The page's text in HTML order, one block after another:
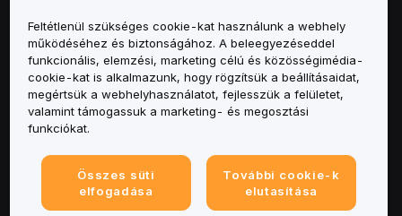
Szolgáltatások
Támogatás
Termékek
Feltétlenül szükséges cookie-kat használunk a webhely
működéséhez és biztonságához. A beleegyezéseddel
funkcionális, elemzési, marketing célú és közösségimédia-
cookie-kat is alkalmazunk, hogy rögzítsük a beállításaidat,
megértsük a webhelyhasználatot, fejlesszük a felületet,
valamint támogassuk a marketing- és megosztási
funkciókat.
Összes süti
elfogadása
További cookie-k
elutasítása